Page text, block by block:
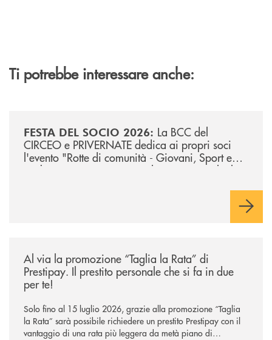
Ti potrebbe interessare anche:
FESTA DEL SOCIO 2026: La BCC del
CIRCEO e PRIVERNATE dedica ai propri soci
l'evento "Rotte di comunità - Giovani, Sport e
Ambiente", in programma il prossimo 18 luglio
Al via la promozione “Taglia la Rata” di
Prestipay. Il prestito personale che si fa in due
per te!
Solo fino al 15 luglio 2026, grazie alla promozione “Taglia
la Rata” sarà possibile richiedere un prestito Prestipay con il
vantaggio di una rata più leggera da metà piano di